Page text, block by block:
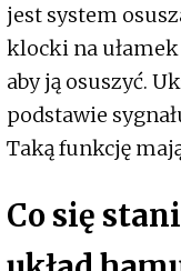
jest system
klocki na
aby ją osuszyć.
podstawie
Taką funkcję
Co się